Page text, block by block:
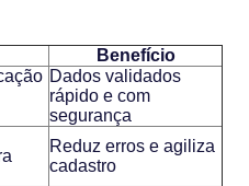
Benefício
Dados validados
rápido e com
segurança
Reduz erros e agiliza
cadastro